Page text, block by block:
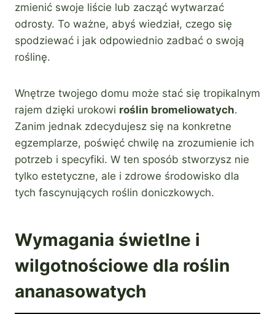
zmienić swoje liście lub zacząć wytwarzać
odrosty. To ważne, abyś wiedział, czego się
spodziewać i jak odpowiednio zadbać o swoją
roślinę.
Wnętrze twojego domu może stać się tropikalnym
rajem dzięki urokowi roślin bromeliowatych.
Zanim jednak zdecydujesz się na konkretne
egzemplarze, poświęć chwilę na zrozumienie ich
potrzeb i specyfiki. W ten sposób stworzysz nie
tylko estetyczne, ale i zdrowe środowisko dla
tych fascynujących roślin doniczkowych.
Wymagania świetlne i
wilgotnościowe dla roślin
ananasowatych